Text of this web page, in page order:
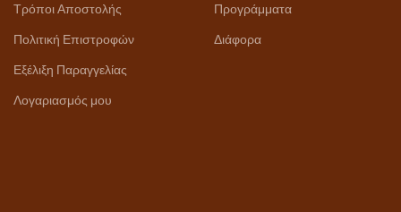
Τρόποι Αποστολής
Πολιτική Επιστροφών
Εξέλιξη Παραγγελίας
Λογαριασμός μου
Προγράμματα
Διάφορα